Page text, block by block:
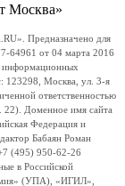
Москва»
Предназначено для
64961 от 04 марта 2016
информационных
123298, Москва, ул. 3-я
ответственностью
Доменное имя сайта
Федерация и
Бабаян Роман
(495) 950-62-26
в Российской
(УПА), «ИГИЛ»,